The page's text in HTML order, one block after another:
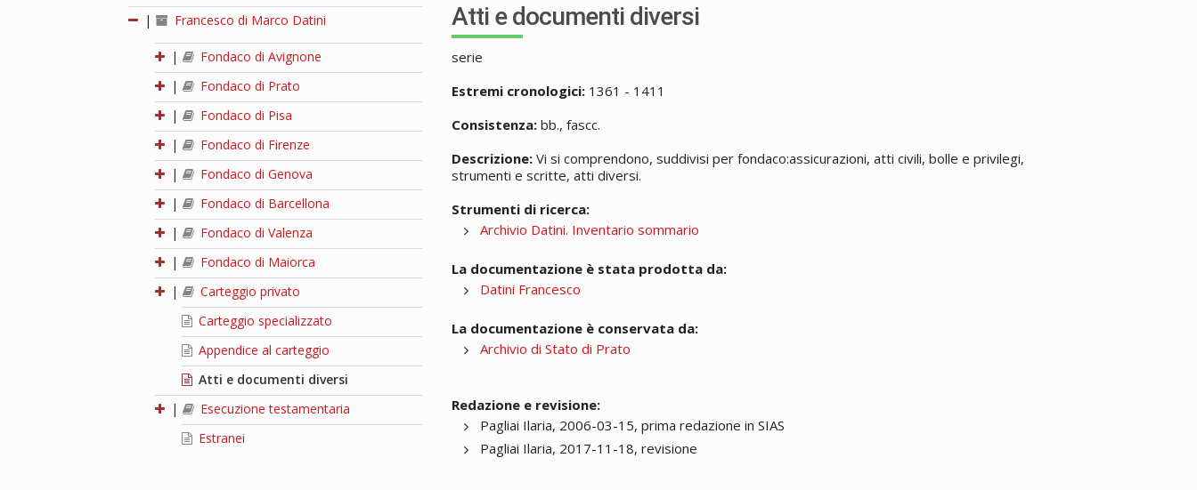
| Francesco di Marco Datini
|
Fondaco di Avignone
|
Fondaco di Prato
|
Fondaco di Pisa
|
Fondaco di Firenze
|
Fondaco di Genova
|
Fondaco di Barcellona
|
Fondaco di Valenza
|
Fondaco di Maiorca
|
Carteggio privato
Carteggio specializzato
Appendice al carteggio
Atti e documenti diversi
|
Esecuzione testamentaria
Estranei
Atti e documenti diversi
serie
Estremi cronologici: 1361 - 1411
Consistenza: bb., fascc.
Descrizione: Vi si comprendono, suddivisi per fondaco:assicurazioni, atti civili, bolle e privilegi,
strumenti e scritte, atti diversi.
Strumenti di ricerca:
Archivio Datini. Inventario sommario
La documentazione è stata prodotta da:
Datini Francesco
La documentazione è conservata da:
Archivio di Stato di Prato
Redazione e revisione:
Pagliai Ilaria, 2006-03-15, prima redazione in SIAS
Pagliai Ilaria, 2017-11-18, revisione